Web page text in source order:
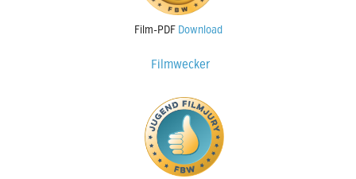
Film-PDF Download
Filmwecker